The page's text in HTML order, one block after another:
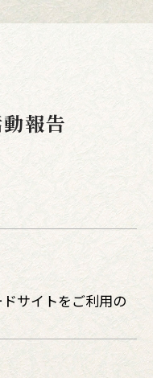
報告
サイトをご利用の